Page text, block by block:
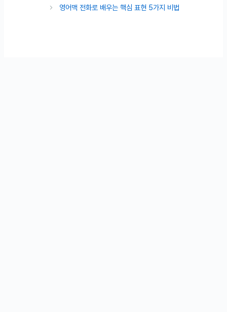
영어맥 전화로 배우는 핵심 표현 5가지 비법